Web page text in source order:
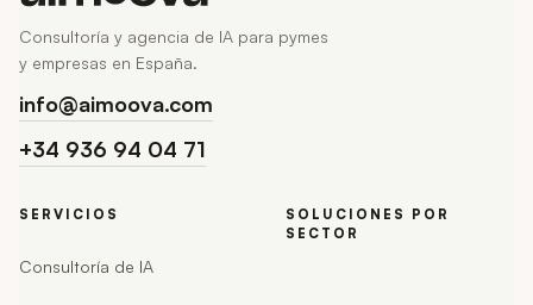
Consultoría y agencia de IA para pymes
y empresas en España.
info@aimoova.com
+34 936 94 04 71
SERVICIOS
Consultoría de IA
SOLUCIONES POR
SECTOR